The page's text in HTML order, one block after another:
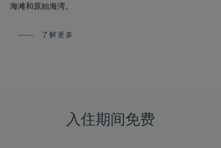
海滩和原始海湾。
了解更多
入住期间免费